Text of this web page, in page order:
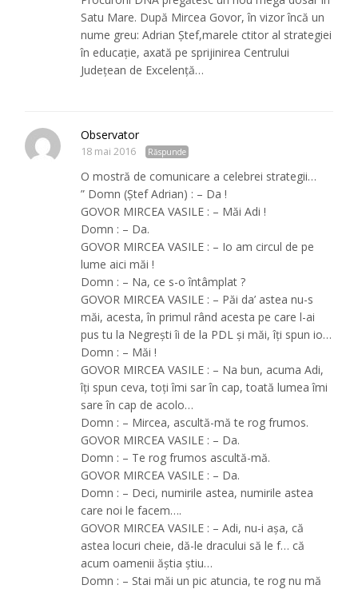
Satu Mare. După Mircea Govor, în vizor încă un
nume greu: Adrian Ștef,marele ctitor al strategiei
în educație, axată pe sprijinirea Centrului
Județean de Excelență…
Observator
18 mai 2016 Răspunde
O mostră de comunicare a celebrei strategii…
” Domn (Ștef Adrian) : – Da !
GOVOR MIRCEA VASILE : – Măi Adi !
Domn : – Da.
GOVOR MIRCEA VASILE : – Io am circul de pe
lume aici măi !
Domn : – Na, ce s-o întâmplat ?
GOVOR MIRCEA VASILE : – Păi da’ astea nu-s
măi, acesta, în primul rând acesta pe care l-ai
pus tu la Negreşti îi de la PDL şi măi, îţi spun io…
Domn : – Măi !
GOVOR MIRCEA VASILE : – Na bun, acuma Adi,
îţi spun ceva, toţi îmi sar în cap, toată lumea îmi
sare în cap de acolo…
Domn : – Mircea, ascultă-mă te rog frumos.
GOVOR MIRCEA VASILE : – Da.
Domn : – Te rog frumos ascultă-mă.
GOVOR MIRCEA VASILE : – Da.
Domn : – Deci, numirile astea, numirile astea
care noi le facem….
GOVOR MIRCEA VASILE : – Adi, nu-i aşa, că
astea locuri cheie, dă-le dracului să le f… că
acum oamenii ăştia ştiu…
Domn : – Stai măi un pic atuncia, te rog nu mă